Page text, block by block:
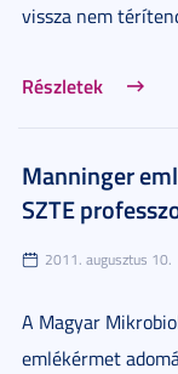
vissza nem
Részletek
Manninger
SZTE
2011. augusztus 10.
A Magyar
emlékérmet